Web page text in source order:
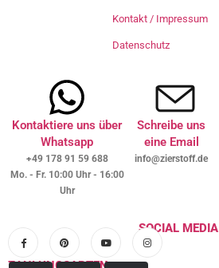
Kontakt / Impressum
Datenschutz
Kontaktiere uns über
Whatsapp
+49 178 91 59 688
Mo. - Fr. 10:00 Uhr - 16:00
Uhr
Schreibe uns
eine Email
info@zierstoff.de
SOCIAL MEDIA